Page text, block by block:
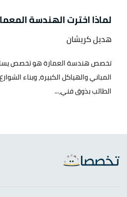
لماذا اخترت الهندسة
هديل كريشان
تخصص هندسة العمارة هو تخصص
المباني والهياكل الكبيرة، وبناء
الطالب بذوق فني،...